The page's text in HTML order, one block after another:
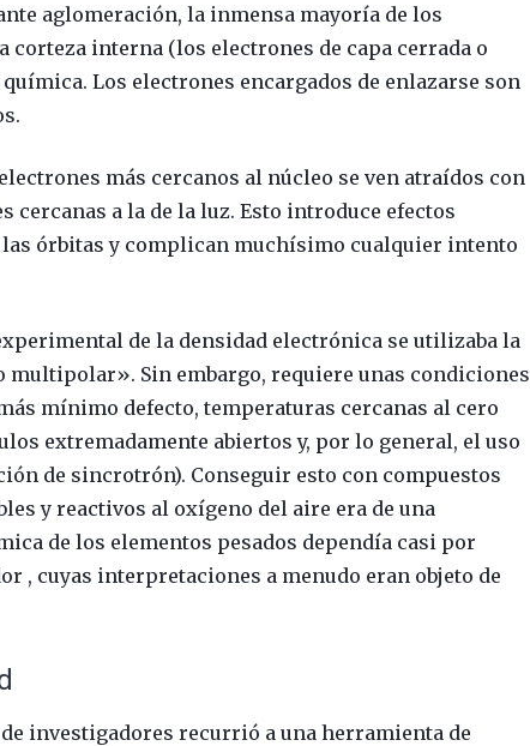
aglomeración, la inmensa mayoría de los
corteza interna (los electrones de capa cerrada o
Los electrones encargados de enlazarse son
más cercanos al núcleo se ven atraídos con
cercanas a la de la luz. Esto introduce efectos
órbitas y complican muchísimo cualquier intento
de la densidad electrónica se utilizaba la
Sin embargo, requiere unas condiciones
mínimo defecto, temperaturas cercanas al cero
extremadamente abiertos y, por lo general, el uso
de sincrotrón). Conseguir esto con compuestos
y reactivos al oxígeno del aire era de una
de los elementos pesados dependía casi por
, cuyas interpretaciones a menudo eran objeto de
investigadores recurrió a una herramienta de